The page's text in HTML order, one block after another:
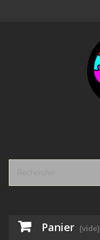
Panier (vide)